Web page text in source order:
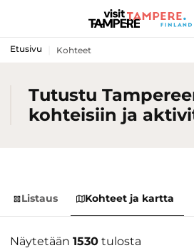
Etusivu Kohteet
Tutustu
kohteisiin ja
Listaus Kohteet ja kartta
Näytetään 1530 tulosta